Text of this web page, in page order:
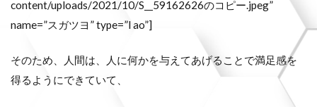
content/uploads/2021/10/S__59162626のコピー.jpeg”
name=”スガツヨ” type=”l ao”]
そのため、人間は、人に何かを与えてあげることで満足感を
得るようにできていて、